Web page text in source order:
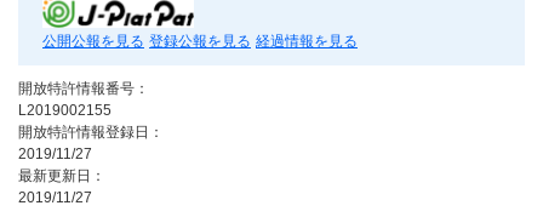
公開公報を見る 登録公報を見る 経過情報を見る
開放特許情報番号：
L2019002155
開放特許情報登録日：
2019/11/27
最新更新日：
2019/11/27